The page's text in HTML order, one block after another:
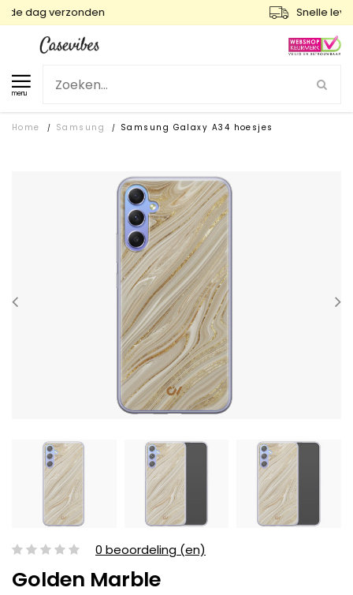
menu
Home / Samsung / Samsung Galaxy A34 hoesjes
0 beoordeling (en)
Golden Marble